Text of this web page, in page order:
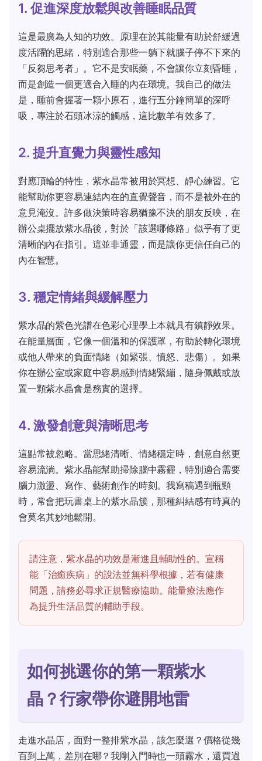
1. 促進深度放鬆與改善睡眠品質
這是最廣為人知的功效。原理在於其能量有助於舒緩過
度活躍的思緒，特別適合那些一躺下就腦子停不下來的
「反芻思考者」。它不是安眠藥，不會讓你立刻昏睡，
而是創造一個更適合入睡的內在環境。我自己的做法
是，睡前會握著一顆小原石，進行五分鐘簡單的深呼
吸，專注於石頭冰涼的觸感，這比數羊有效多了。
2. 提升直覺力與靈性感知
對應頂輪的特性，紫水晶常被用於冥想、靜心練習。它
能幫助你更容易連結內在的直覺聲音，而不是被外在的
意見淹沒。許多做決策時容易猶豫不決的朋友反映，在
辦公桌擺放紫水晶後，對於「該選哪條路」似乎有了更
清晰的內在指引。這並非通靈，而是讓你更信任自己的
內在智慧。
3. 穩定情緒與緩解壓力
紫水晶的紫色光譜在色彩心理學上本就具有鎮靜效果。
在能量層面，它像一個溫和的保護罩，有助於轉化環境
或他人帶來的負面情緒（如緊張、憤怒、悲傷）。如果
你在辦公室或家庭中容易感到情緒緊繃，隨身佩戴或放
置一顆紫水晶會是務實的選擇。
4. 激發創意與清晰思考
這點常被忽略。當思緒清晰、情緒穩定時，創意自然更
容易流淌。紫水晶能幫助掃除腦中霧霾，特別適合需要
腦力激盪、寫作、藝術創作的時刻。我寫稿遇到瓶頸
時，常會把玩書桌上的紫水晶簇，那種糾結感有時真的
會莫名其妙地鬆開。
請注意，紫水晶的功效是漸進且輔助性的。宣稱
能「治癒疾病」的說法並無科學根據，若有健康
問題，請務必尋求正規醫療協助。能量療法應作
為提升生活品質的輔助手段。
如何挑選你的第一顆紫水
晶？行家帶你避開地雷
走進水晶店，面對一整排紫水晶，該怎麼選？價格從幾
百到上萬，差別在哪？我剛入門時也一頭霧水，還買過